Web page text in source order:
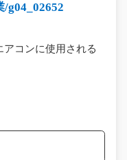
g04_02652
アコンに使用される